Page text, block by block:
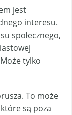
jest
interesu.
społecznego,
tylko
To może
są poza